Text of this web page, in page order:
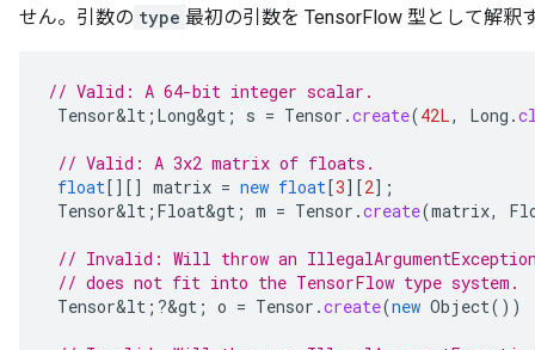
せん。引数の type 最初の引数を TensorFlow 型として解釈
// Valid: A 64-bit integer scalar.
Tensor&lt ; Long&gt ; s = Tensor .create(42L, Long .
// Valid: A 3x2 matrix of floats.
float[][] matrix = new float[3][2] ;
Tensor&lt ; Float&gt ; m = Tensor .create(matrix,
// Invalid: Will throw an
// does not fit into the TensorFlow type system.
Tensor&lt ; ?&gt ; o = Tensor .create(new Object())